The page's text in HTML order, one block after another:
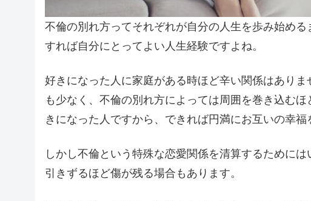
不倫の別れ方ってそれぞれが自分の人生を歩み始め
すれば自分にとってよい人生経験ですよね。
好きになった人に家庭がある時ほど辛い関係はあり
も少なく、不倫の別れ方によっては周囲を巻き込む
きになった人ですから、できれば円満にお互いの幸福
しかし不倫という特殊な恋愛関係を清算するために
引きずるほど傷が残る場合もあります。